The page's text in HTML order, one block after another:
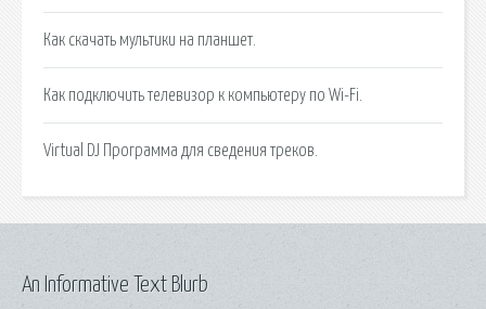
Как скачать мультики на планшет.
Как подключить телевизор к компьютеру по Wi-Fi.
Virtual DJ Программа для сведения треков.
An Informative Text Blurb